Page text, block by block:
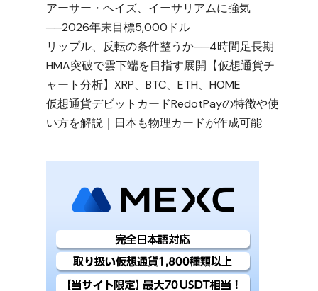
アーサー・ヘイズ、イーサリアムに強気
──2026年末目標5,000ドル
リップル、反転の条件整うか──4時間足長期
HMA突破で雲下端を目指す展開【仮想通貨チ
ャート分析】XRP、BTC、ETH、HOME
仮想通貨デビットカードRedotPayの特徴や使
い方を解説｜日本も物理カードが作成可能